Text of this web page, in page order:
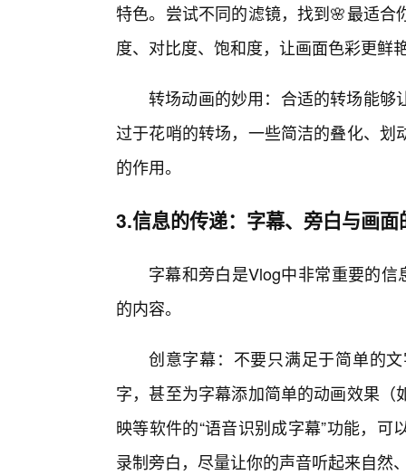
特色。尝试不同的滤镜，找到🌸最适
度、对比度、饱和度，让画面色彩更鲜
转场动画的妙用：合适的转场能够
过于花哨的转场，一些简洁的叠化、
的作用。
3.信息的传递：字幕、旁白与画面
字幕和旁白是Vlog中非常重要的
的内容。
创意字幕：不要只满足于简单的
字，甚至为字幕添加简单的动画效果
映等软件的“语音识别成字幕”功能，
录制旁白，尽量让你的声音听起来自然